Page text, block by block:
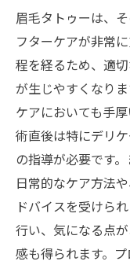
眉毛タトゥーは、
フターケアが非常
程を経るため、適
が生じやすくなり
ケアにおいても手
術直後は特にデリ
の指導が必要です
日常的なケア方法
ドバイスを受けら
行い、気になる点
感も得られます。